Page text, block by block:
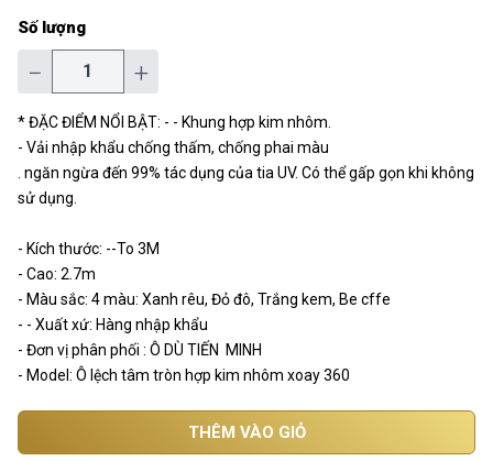
Số lượng
− +
* ĐẶC ĐIỂM NỔI BẬT: - - Khung hợp kim nhôm.
- Vải nhập khẩu chống thấm, chống phai màu
. ngăn ngừa đến 99% tác dụng của tia UV. Có thể gấp gọn khi không
sử dụng.
- Kích thước: --To 3M
- Cao: 2.7m
- Màu sắc: 4 màu: Xanh rêu, Đỏ đô, Trắng kem, Be cffe
- - Xuất xứ: Hàng nhập khẩu
- Đơn vị phân phối : Ô DÙ TIẾN MINH
- Model: Ô lệch tâm tròn hợp kim nhôm xoay 360
THÊM VÀO GIỎ